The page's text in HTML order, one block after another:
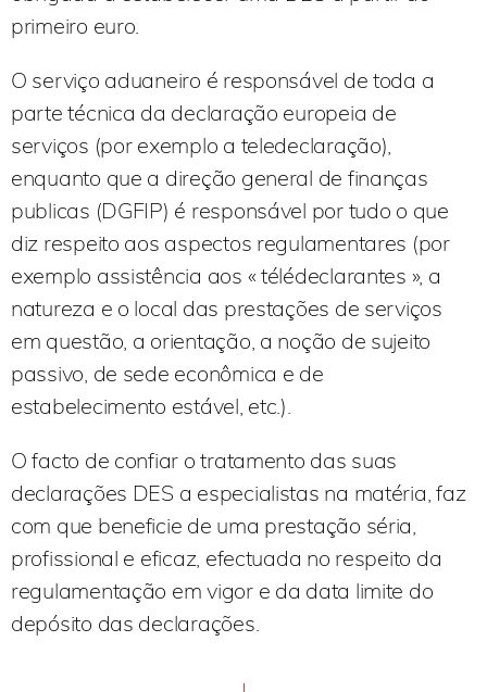
primeiro euro.
O serviço aduaneiro é responsável de toda a
parte técnica da declaração europeia de
serviços (por exemplo a teledeclaração),
enquanto que a direção general de finanças
publicas (DGFIP) é responsável por tudo o que
diz respeito aos aspectos regulamentares (por
exemplo assistência aos « télédeclarantes », a
natureza e o local das prestações de serviços
em questão, a orientação, a noção de sujeito
passivo, de sede econômica e de
estabelecimento estável, etc.).
O facto de confiar o tratamento das suas
declarações DES a especialistas na matéria, faz
com que beneficie de uma prestação séria,
profissional e eficaz, efectuada no respeito da
regulamentação em vigor e da data limite do
depósito das declarações.